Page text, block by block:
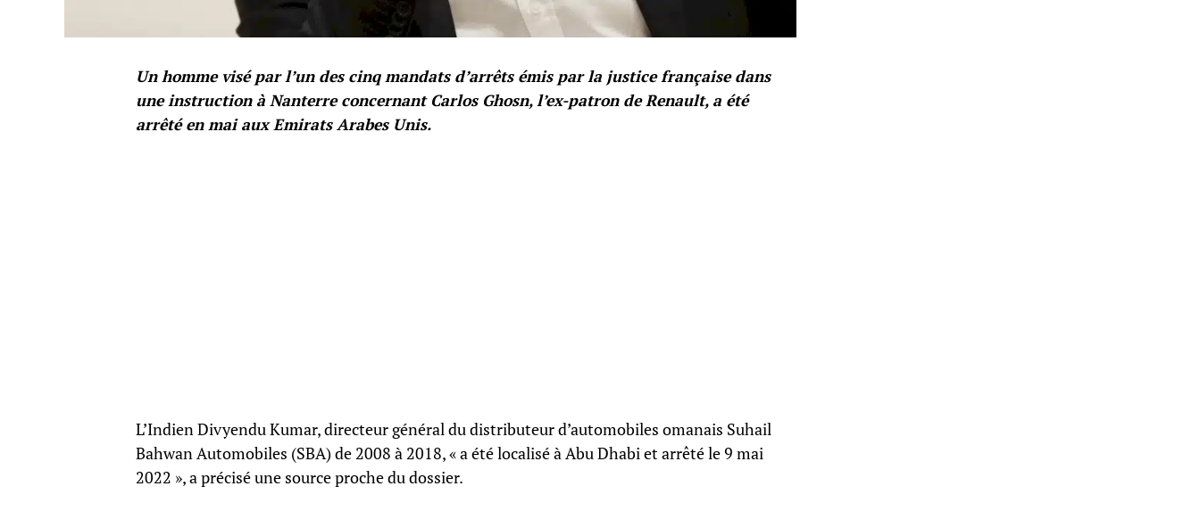
Un homme visé par l’un des cinq mandats d’arrêts émis par la justice française dans
une instruction à Nanterre concernant Carlos Ghosn, l’ex-patron de Renault, a été
arrêté en mai aux Emirats Arabes Unis.
L’Indien Divyendu Kumar, directeur général du distributeur d’automobiles omanais Suhail
Bahwan Automobiles (SBA) de 2008 à 2018, « a été localisé à Abu Dhabi et arrêté le 9 mai
2022 », a précisé une source proche du dossier.